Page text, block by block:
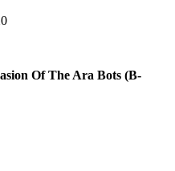
Of The Ara Bots (B-